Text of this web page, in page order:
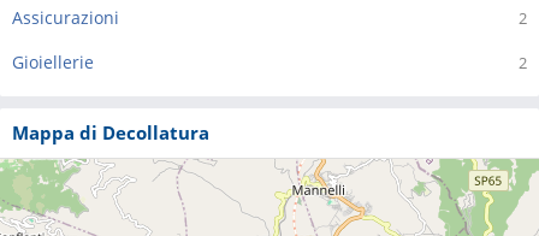
2
Assicurazioni
2
Gioiellerie
Mappa di Decollatura